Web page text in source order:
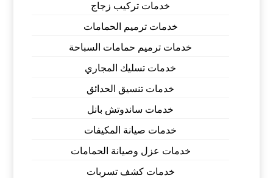
خدمات تركيب زجاج
خدمات ترميم الحمامات
خدمات ترميم حمامات السباحة
خدمات تسليك المجاري
خدمات تنسيق الحدائق
خدمات ساندوتش بانل
خدمات صيانة المكيفات
خدمات عزل وصيانة الحمامات
خدمات كشف تسربات